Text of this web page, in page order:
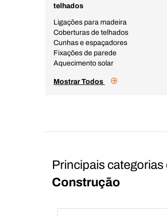
telhados
Ligações para madeira
Coberturas de telhados
Cunhas e espaçadores
Fixações de parede
Aquecimento solar
Mostrar Todos
Principais categorias
Construção